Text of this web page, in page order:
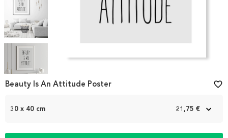
Item
1
30 x 40 cm 21,75 €
Beauty Is An Attitude Poster favorite_border